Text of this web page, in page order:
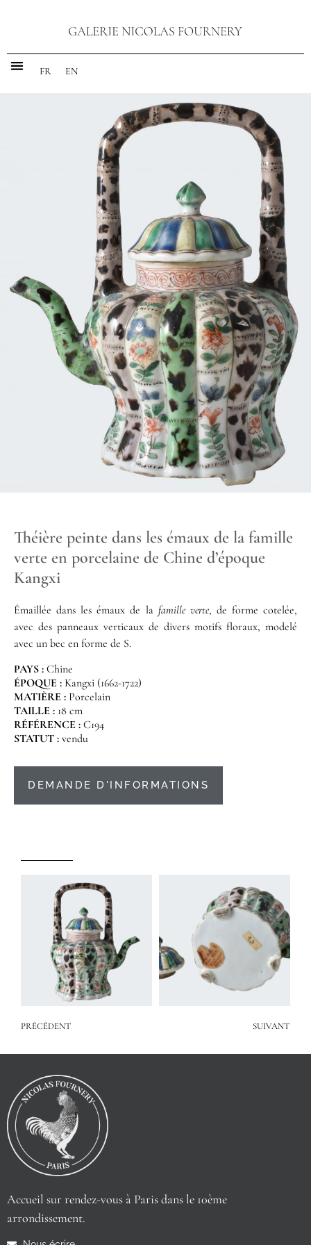
FR EN
Théière peinte dans les émaux de la famille
verte en porcelaine de Chine d’époque
Kangxi
Émaillée dans les émaux de la famille verte, de forme cotelée,
avec des panneaux verticaux de divers motifs floraux, modelé
avec un bec en forme de S.
PAYS : Chine
ÉPOQUE : Kangxi (1662-1722)
MATIÈRE : Porcelain
TAILLE : 18 cm
RÉFÉRENCE : C194
STATUT : vendu
DEMANDE D'INFORMATIONS
PRÉCÉDENT SUIVANT
Accueil sur rendez-vous à Paris dans le 10ème
arrondissement.